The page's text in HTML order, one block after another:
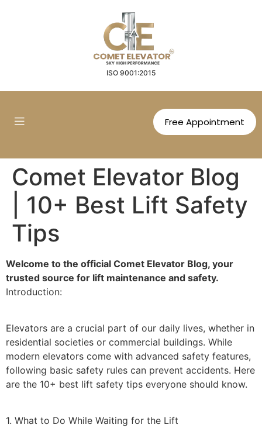
ISO 9001:2015
Free Appointment
Comet Elevator Blog
| 10+ Best Lift Safety
Tips
Welcome to the official Comet Elevator Blog, your
trusted source for lift maintenance and safety.
​Introduction:
Elevators are a crucial part of our daily lives, whether in
residential societies or commercial buildings. While
modern elevators come with advanced safety features,
following basic safety rules can prevent accidents. Here
are the 10+ best lift safety tips everyone should know.
​1. What to Do While Waiting for the Lift